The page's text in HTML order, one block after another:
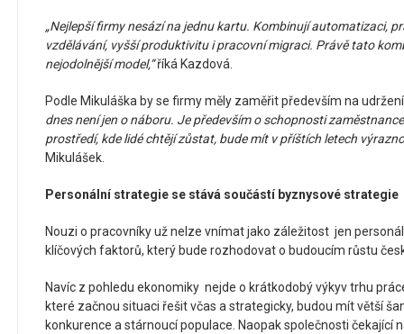
„Nejlepší firmy nesází na jednu kartu. Kombinují automatizaci,
vzdělávání, vyšší produktivitu i pracovní migraci. Právě tato
nejodolnější model,“říká Kazdová.
Podle Mikuláška by se firmy měly zaměřit především na
dnes není jen o náboru. Je především o schopnosti
prostředí, kde lidé chtějí zůstat, bude mít v příštích letech
Mikulášek.
Personální strategie se stává součástí byznysové strategie
Nouzi o pracovníky už nelze vnímat jako záležitost jen
klíčových faktorů, který bude rozhodovat o budoucím růstu
Navíc z pohledu ekonomiky nejde o krátkodobý výkyv trhu
které začnou situaci řešit včas a strategicky, budou mít větší
konkurence a stárnoucí populace. Naopak společnosti čekající